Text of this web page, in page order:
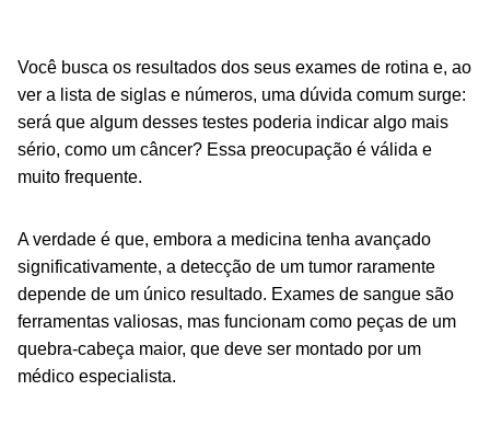
Você busca os resultados dos seus exames de rotina e, ao
ver a lista de siglas e números, uma dúvida comum surge:
será que algum desses testes poderia indicar algo mais
sério, como um câncer? Essa preocupação é válida e
muito frequente.
A verdade é que, embora a medicina tenha avançado
significativamente, a detecção de um tumor raramente
depende de um único resultado. Exames de sangue são
ferramentas valiosas, mas funcionam como peças de um
quebra-cabeça maior, que deve ser montado por um
médico especialista.